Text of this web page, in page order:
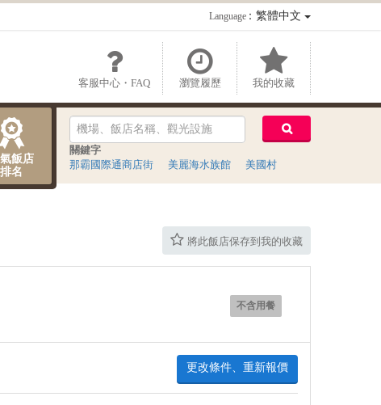
Language：繁體中文
客服中心・FAQ 瀏覽履歷 我的收藏
飯店
排名
關鍵字
那霸國際通商店街
美麗海水族館 美國村
將此飯店保存到我的收藏
不含用餐
更改條件、重新報價